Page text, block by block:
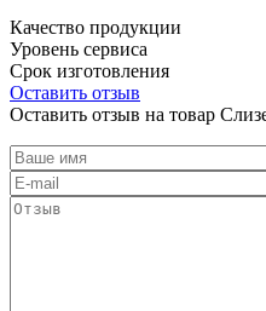
Качество продукции
Уровень сервиса
Срок изготовления
Оставить отзыв
Оставить отзыв на товар